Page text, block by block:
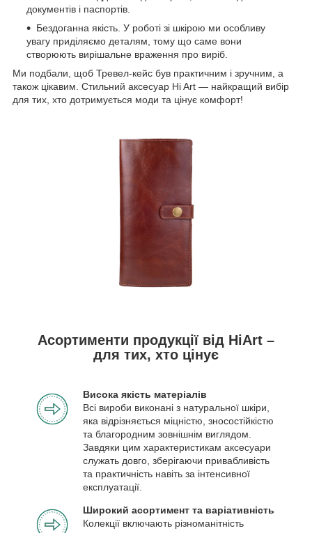
документів і паспортів.
Бездоганна якість. У роботі зі шкірою ми особливу
увагу приділяємо деталям, тому що саме вони
створюють вирішальне враження про виріб.
Ми подбали, щоб Тревел-кейс був практичним і зручним, а
також цікавим. Стильний аксесуар Hi Art — найкращий вибір
для тих, хто дотримується моди та цінує комфорт!
Асортименти продукції від HiArt –
для тих, хто цінує
Висока якість матеріалів
Всі вироби виконані з натуральної шкіри,
яка відрізняється міцністю, зносостійкістю
та благородним зовнішнім виглядом.
Завдяки цим характеристикам аксесуари
служать довго, зберігаючи привабливість
та практичність навіть за інтенсивної
експлуатації.
Широкий асортимент та варіативність
Колекції включають різноманітність